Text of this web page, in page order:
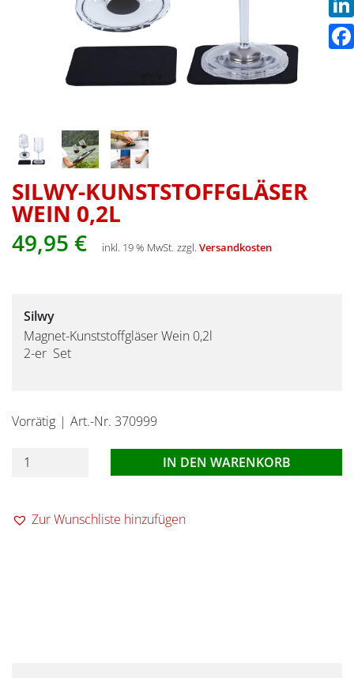
SILWY-KUNSTSTOFFGLÄSER
WEIN 0,2L
49,95 € inkl. 19 % MwSt. zzgl. Versandkosten
Silwy
Magnet-Kunststoffgläser Wein 0,2l
2-er Set
Vorrätig Art.-Nr. 370999
Silwy-
0,2l
IN DEN WARENKORB
Zur Wunschliste hinzufügen